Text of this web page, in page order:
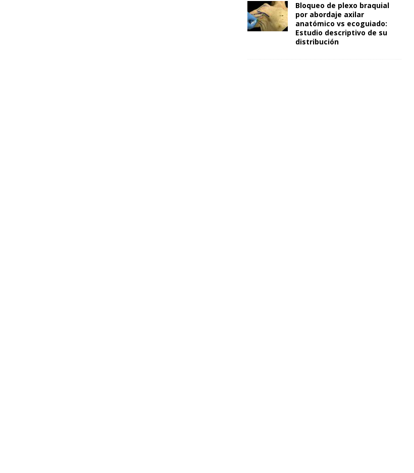
Bloqueo de plexo braquial
por abordaje axilar
anatómico vs ecoguiado:
Estudio descriptivo de su
distribución